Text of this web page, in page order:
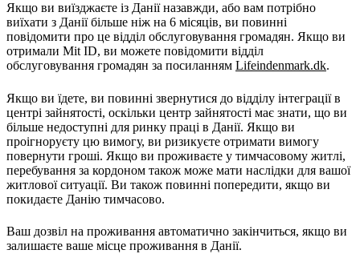
Якщо ви виїзджаєте із Данії назавжди, або вам потрібно
виїхати з Данії більше ніж на 6 місяців, ви повинні
повідомити про це відділ обслуговування громадян. Якщо ви
отримали Mit ID, ви можете повідомити відділ
обслуговування громадян за посиланням Lifeindenmark.dk.
Якщо ви їдете, ви повинні звернутися до відділу інтеграції в
центрі зайнятості, оскільки центр зайнятості має знати, що ви
більше недоступні для ринку праці в Данії. Якщо ви
проігноруєту цю вимогу, ви ризикуєте отримати вимогу
повернути гроші. Якщо ви проживаєте у тимчасовому житлі,
перебування за кордоном також може мати наслідки для вашої
житлової ситуації. Ви також повинні попередити, якщо ви
покидаєте Данію тимчасово.
Ваш дозвіл на проживання автоматично закінчиться, якщо ви
залишаєте ваше місце проживання в Данії.